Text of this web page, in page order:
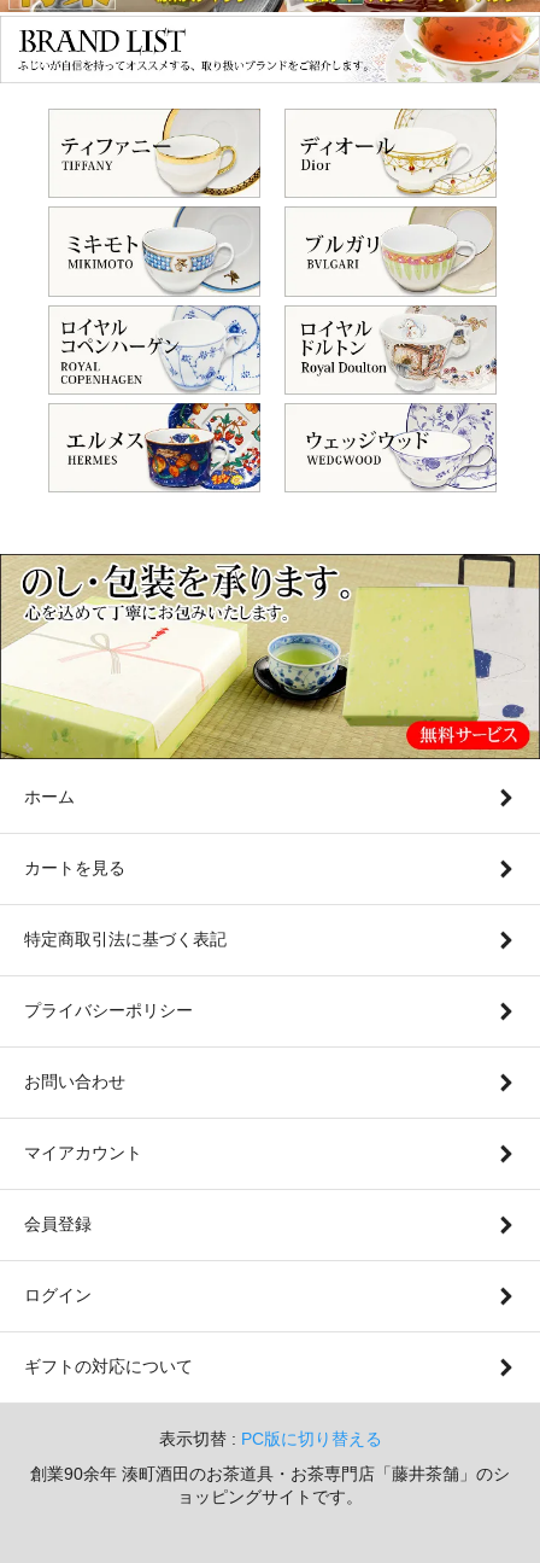
ホーム
カートを見る
特定商取引法に基づく表記
プライバシーポリシー
お問い合わせ
マイアカウント
会員登録
ログイン
ギフトの対応について
表示切替 : PC版に切り替える
創業90余年 湊町酒田のお茶道具・お茶専門店「藤井茶舗」のシ
ョッピングサイトです。